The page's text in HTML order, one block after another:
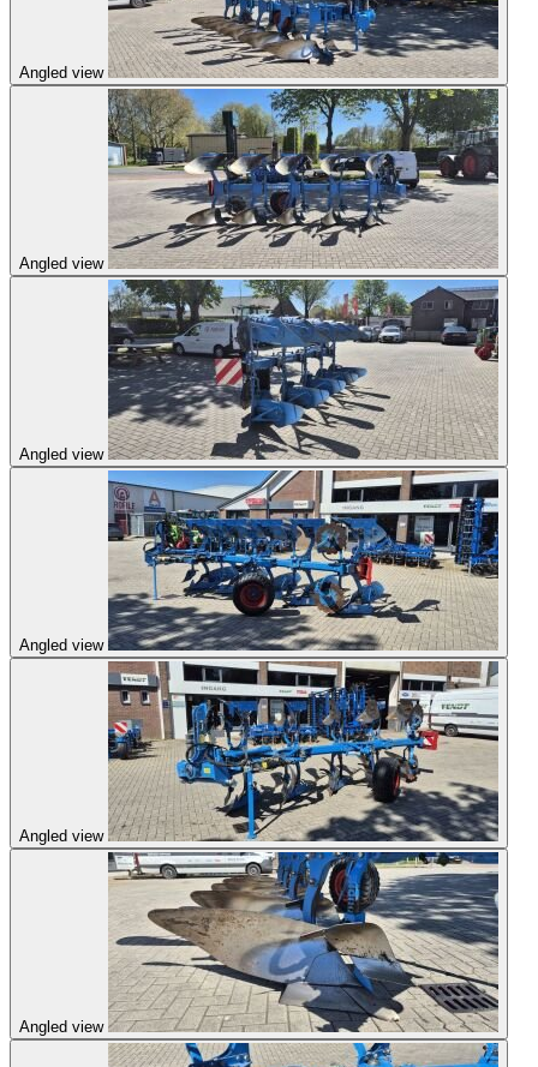
Angled view
Angled view
Angled view
Angled view
Angled view
Angled view